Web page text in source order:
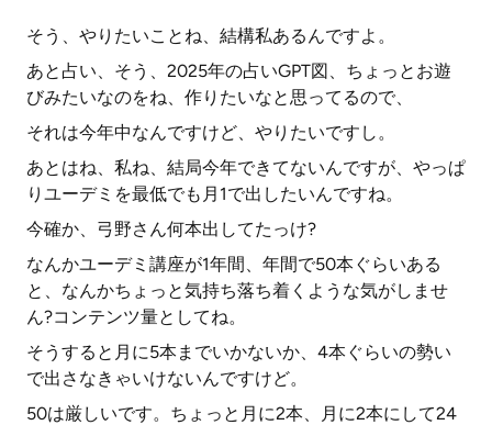
そう、やりたいことね、結構私あるんですよ。
あと占い、そう、2025年の占いGPT図、ちょっとお遊
びみたいなのをね、作りたいなと思ってるので、
それは今年中なんですけど、やりたいですし。
あとはね、私ね、結局今年できてないんですが、やっぱ
りユーデミを最低でも月1で出したいんですね。
今確か、弓野さん何本出してたっけ?
なんかユーデミ講座が1年間、年間で50本ぐらいある
と、なんかちょっと気持ち落ち着くような気がしませ
ん?コンテンツ量としてね。
そうすると月に5本までいかないか、4本ぐらいの勢い
で出さなきゃいけないんですけど。
50は厳しいです。ちょっと月に2本、月に2本にして24